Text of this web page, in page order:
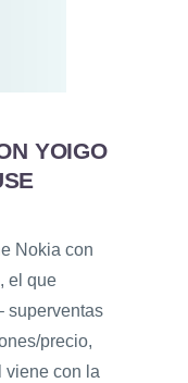
YOIGO
Nokia con
el que
superventas
precio,
viene con la